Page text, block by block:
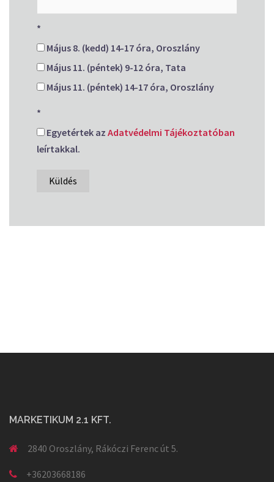
*
Május 8. (kedd) 14-17 óra, Oroszlány
Május 11. (péntek) 9-12 óra, Tata
Május 11. (péntek) 14-17 óra, Oroszlány
*
Egyetértek az Adatvédelmi Tájékoztatóban
leírtakkal.
Küldés
MARKETIKUM 2.1 KFT.
2840 Oroszlány, Rákóczi Ferenc út 5.
+36203668186